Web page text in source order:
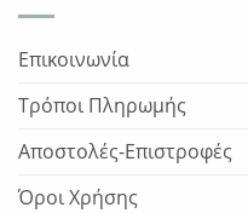
Επικοινωνία
Τρόποι Πληρωμής
Αποστολές-Επιστροφές
Όροι Χρήσης